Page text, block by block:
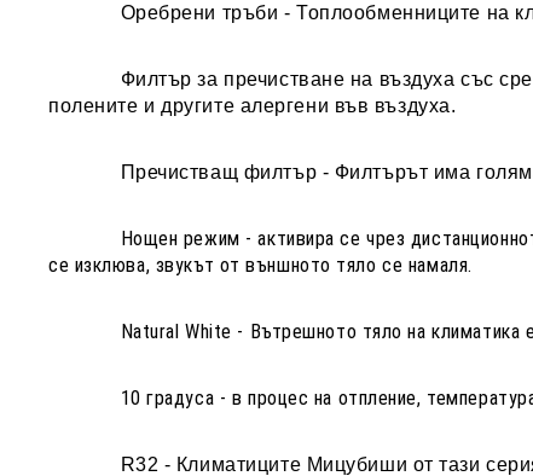
Оребрени тръби - Топлообменниците на
Филтър за пречистване на въздуха със
полените и другите алергени във въздуха.
Пречистващ филтър - Филтърът има
Нощен режим -активира се чрез
се изклюва, звукът от външното тяло се намаля.
Natural White - Вътрешното тяло на климатика
10 градуса - в процес на отпление,
R32 - Климатиците Мицубиши от тази